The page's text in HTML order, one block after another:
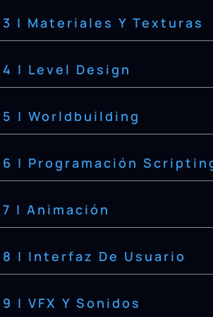
| Materiales Y Texturas
| Level Design
5 | Worldbuilding
6 | Programación
| Animación
8 | Interfaz De Usuario
| VFX Y Sonidos